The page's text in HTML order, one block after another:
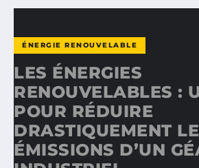
ÉNERGIE RENOUVELABLE
LES ÉNERGIES
RENOUVELABLES :
POUR RÉDUIRE
DRASTIQUEMENT
ÉMISSIONS D’UN